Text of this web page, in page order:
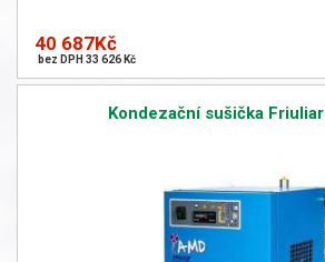
40 687Kč
bez DPH 33 626 Kč
Kondezační sušička